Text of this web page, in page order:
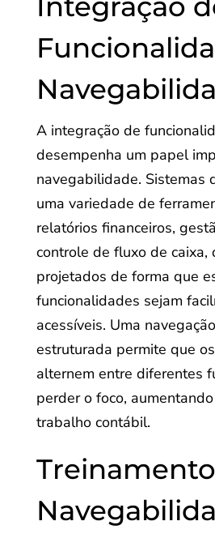
A integração de
desempenha um papel
navegabilidade. Sistemas
uma variedade de
relatórios financeiros,
controle de fluxo de caixa,
projetados de forma que
funcionalidades sejam
acessíveis. Uma
estruturada permite que
alternem entre diferentes
perder o foco,
trabalho contábil.